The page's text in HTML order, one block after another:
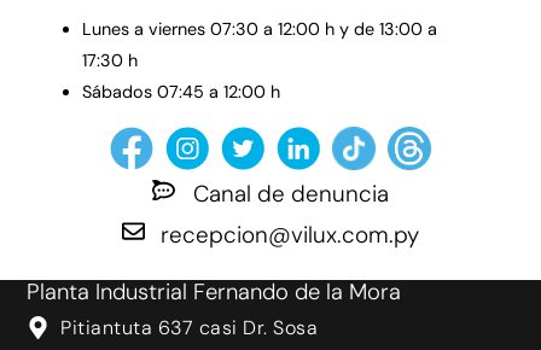
Lunes a viernes 07:30 a 12:00 h y de 13:00 a
17:30 h
Sábados 07:45 a 12:00 h
Canal de denuncia
recepcion@vilux.com.py
Planta Industrial Fernando de la Mora
Pitiantuta 637 casi Dr. Sosa